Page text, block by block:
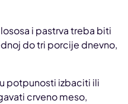
i pastrva treba biti
do tri porcije dnevno,
potpunosti izbaciti ili
crveno meso,